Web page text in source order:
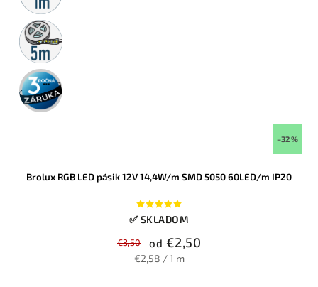
5m
rolka
3 roky
záruka
–32 %
Brolux RGB LED pásik 12V 14,4W/m SMD 5050 60LED/m IP20
✅ SKLADOM
€3,50 od €2,50
€2,58 / 1 m